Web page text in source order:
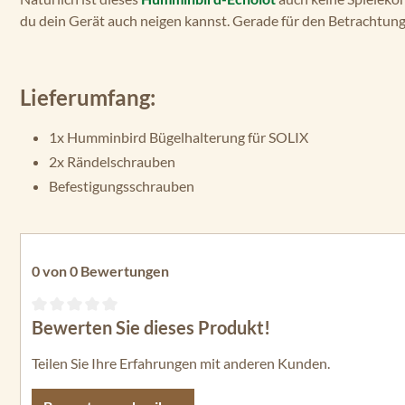
du dein Gerät auch neigen kannst. Gerade für den
Lieferumfang:
1x Humminbird Bügelhalterung für SOLIX
2x Rändelschrauben
Befestigungsschrauben
0 von 0 Bewertungen
Durchschnittliche Bewertung von 0 von 5 Sternen
Bewerten Sie dieses Produkt!
Teilen Sie Ihre Erfahrungen mit anderen Kunden.